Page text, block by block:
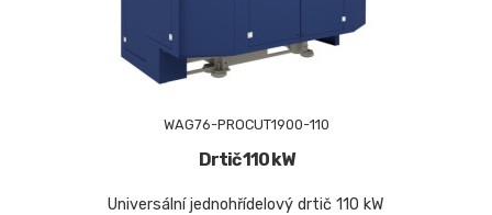
WAG76-PROCUT1900-110
Drtič 110 kW
Universální jednohřídelový drtič 110 kW